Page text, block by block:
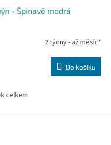
- Špinavě modrá
2 týdny - až měsíc*
Do košíku
celkem